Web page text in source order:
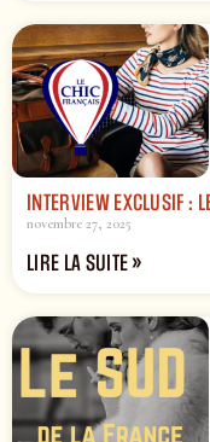
INTERVIEW EXCLUSIF :
novembre 27, 2025
LIRE LA SUITE »